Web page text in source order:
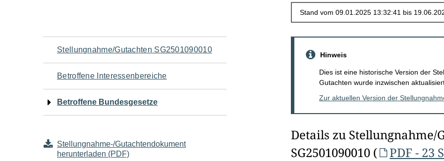
Navigation
für
den
Seiteninhalt
Stellungnahme/Gutachten SG2501090010
Betroffene Interessenbereiche
Betroffene Bundesgesetze
Stellungnahme-/Gutachtendokument
herunterladen (PDF)
Hinweis
Dies ist eine historische Version der
Gutachten wurde inzwischen
Zur aktuellen Version der
Details zu Stellungnahme/
SG2501090010 (
PDF - 23